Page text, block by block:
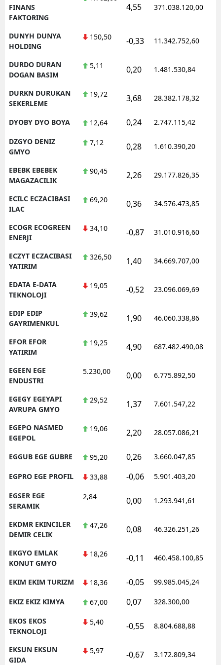
FINANS
FAKTORING
4,55 371.038.120,00
DUNYH DUNYA
HOLDING
150,50 -0,33 11.342.752,60
DURDO DURAN
DOGAN BASIM
5,11 0,20 1.481.530,84
DURKN DURUKAN
SEKERLEME
19,72 3,68 28.382.178,32
DYOBY DYO BOYA 12,64 0,24 2.747.115,42
DZGYO DENIZ
GMYO
7,12 0,28 1.610.390,20
EBEBK EBEBEK
MAGAZACILIK
90,45 2,26 29.177.826,35
ECILC ECZACIBASI
ILAC
69,20 0,36 34.576.473,85
ECOGR ECOGREEN
ENERJI
34,10 -0,87 31.010.916,60
ECZYT ECZACIBASI
YATIRIM
326,50 1,40 34.669.707,00
EDATA E-DATA
TEKNOLOJI
19,05 -0,52 23.096.069,69
EDIP EDIP
GAYRIMENKUL
39,62 1,90 46.060.338,86
EFOR EFOR
YATIRIM
19,25 4,90 687.482.490,08
EGEEN EGE
ENDUSTRI
5.230,00 0,00 6.775.892,50
EGEGY EGEYAPI
AVRUPA GMYO
29,52 1,37 7.601.547,22
EGEPO NASMED
EGEPOL
19,06 2,20 28.057.086,21
EGGUB EGE GUBRE 95,20 0,26 3.660.047,85
EGPRO EGE PROFIL 33,88 -0,06 5.901.403,20
EGSER EGE
SERAMIK
2,84 0,00 1.293.941,61
EKDMR EKINCILER
DEMIR CELIK
47,26 0,08 46.326.251,26
EKGYO EMLAK
KONUT GMYO
18,26 -0,11 460.458.100,85
EKIM EKIM TURIZM 18,36 -0,05 99.985.045,24
EKIZ EKIZ KIMYA 67,00 0,07 328.300,00
EKOS EKOS
TEKNOLOJI
5,40 -0,55 8.804.688,88
EKSUN EKSUN
GIDA
5,97 -0,67 3.172.809,34